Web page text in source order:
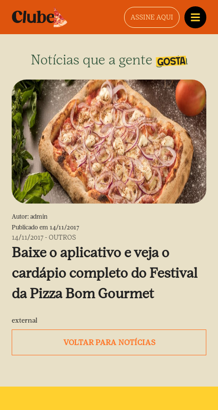
ASSINE AQUI
Notícias que a gente gosta
Autor: admin
Publicado em 14/11/2017
14/11/2017 -OUTROS
Baixe o aplicativo e veja o
cardápio completo do Festival
da Pizza Bom Gourmet
external
VOLTAR PARA NOTÍCIAS